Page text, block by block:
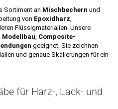
Sortiment an Mischbechern und
von Epoxidharz,
Flüssigmaterialien. Unsere
Modellbau, Composite-
geeignet. Sie zeichnen
und genaue Skalierungen für ein
für Harz-, Lack- und